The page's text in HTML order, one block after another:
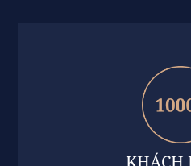
KHÁCH